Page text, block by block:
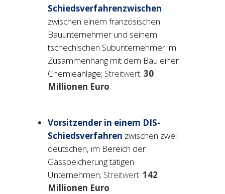
Schiedsverfahrenzwischen
zwischen einem französischen
Bauunternehmer und seinem
tschechischen Subunternehmer im
Zusammenhang mit dem Bau einer
Chemieanlage; Streitwert: 30
Millionen Euro
Vorsitzender in einem DIS-
Schiedsverfahren zwischen zwei
deutschen, im Bereich der
Gasspeicherung tätigen
Unternehmen; Streitwert: 142
Millionen Euro